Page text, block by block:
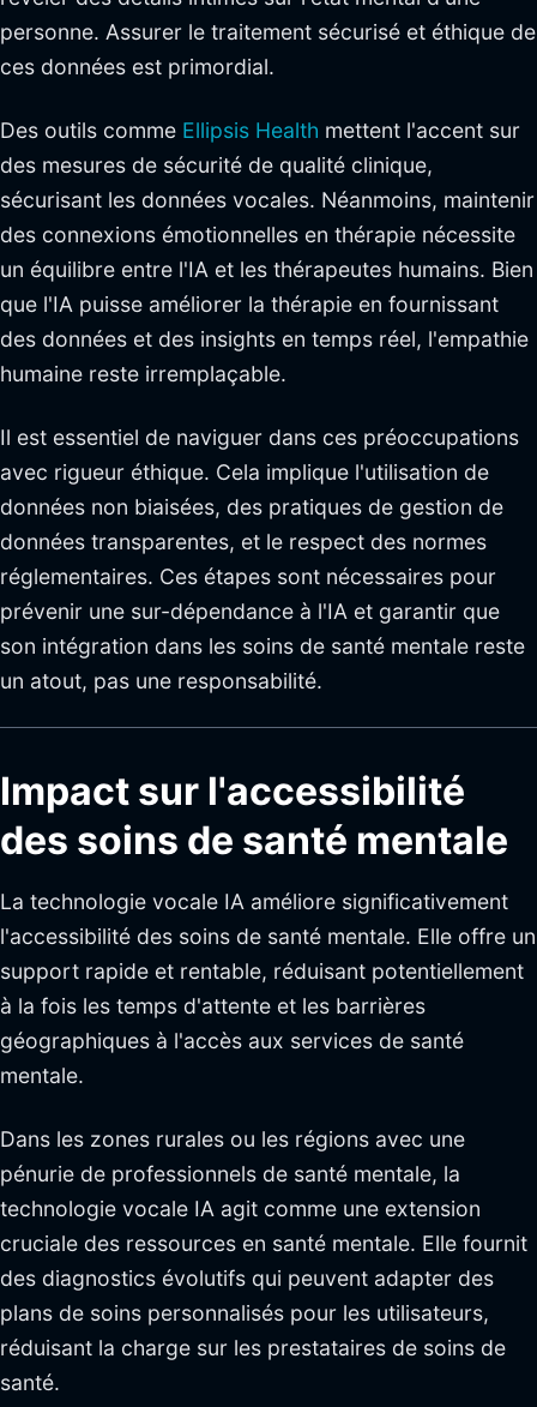
personne. Assurer le traitement sécurisé et éthique de
ces données est primordial.
Des outils comme Ellipsis Health mettent l'accent sur
des mesures de sécurité de qualité clinique,
sécurisant les données vocales. Néanmoins, maintenir
des connexions émotionnelles en thérapie nécessite
un équilibre entre l'IA et les thérapeutes humains. Bien
que l'IA puisse améliorer la thérapie en fournissant
des données et des insights en temps réel, l'empathie
humaine reste irremplaçable.
Il est essentiel de naviguer dans ces préoccupations
avec rigueur éthique. Cela implique l'utilisation de
données non biaisées, des pratiques de gestion de
données transparentes, et le respect des normes
réglementaires. Ces étapes sont nécessaires pour
prévenir une sur-dépendance à l'IA et garantir que
son intégration dans les soins de santé mentale reste
un atout, pas une responsabilité.
Impact sur l'accessibilité
des soins de santé mentale
La technologie vocale IA améliore significativement
l'accessibilité des soins de santé mentale. Elle offre un
support rapide et rentable, réduisant potentiellement
à la fois les temps d'attente et les barrières
géographiques à l'accès aux services de santé
mentale.
Dans les zones rurales ou les régions avec une
pénurie de professionnels de santé mentale, la
technologie vocale IA agit comme une extension
cruciale des ressources en santé mentale. Elle fournit
des diagnostics évolutifs qui peuvent adapter des
plans de soins personnalisés pour les utilisateurs,
réduisant la charge sur les prestataires de soins de
santé.